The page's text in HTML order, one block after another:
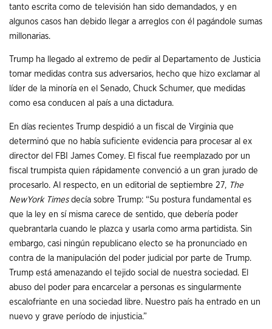
tanto escrita como de televisión han sido demandados, y en
algunos casos han debido llegar a arreglos con él pagándole sumas
millonarias.
Trump ha llegado al extremo de pedir al Departamento de Justicia
tomar medidas contra sus adversarios, hecho que hizo exclamar al
líder de la minoría en el Senado, Chuck Schumer, que medidas
como esa conducen al país a una dictadura.
En días recientes Trump despidió a un fiscal de Virginia que
determinó que no había suficiente evidencia para procesar al ex
director del FBI James Comey. El fiscal fue reemplazado por un
fiscal trumpista quien rápidamente convenció a un gran jurado de
procesarlo. Al respecto, en un editorial de septiembre 27, The
NewYork Timesdecía sobre Trump: “Su postura fundamental es
que la ley en sí misma carece de sentido, que debería poder
quebrantarla cuando le plazca y usarla como arma partidista. Sin
embargo, casi ningún republicano electo se ha pronunciado en
contra de la manipulación del poder judicial por parte de Trump.
Trump está amenazando el tejido social de nuestra sociedad. El
abuso del poder para encarcelar a personas es singularmente
escalofriante en una sociedad libre. Nuestro país ha entrado en un
nuevo y grave período de injusticia.”